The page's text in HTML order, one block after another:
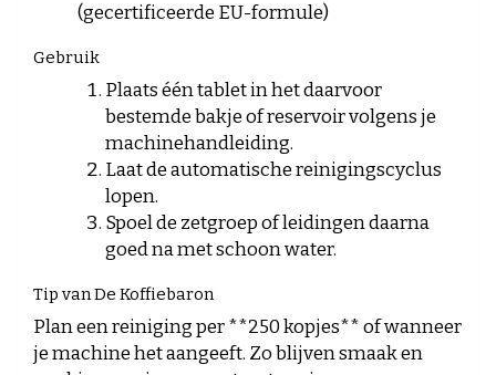
(gecertificeerde EU-formule)
Gebruik
Plaats één tablet in het daarvoor
bestemde bakje of reservoir volgens je
machinehandleiding.
Laat de automatische reinigingscyclus
lopen.
Spoel de zetgroep of leidingen daarna
goed na met schoon water.
Tip van De Koffiebaron
Plan een reiniging per **250 kopjes** of wanneer
je machine het aangeeft. Zo blijven smaak en